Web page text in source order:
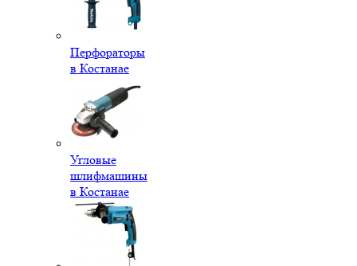
Перфораторы
в Костанае
Угловые
шлифмашины
в Костанае